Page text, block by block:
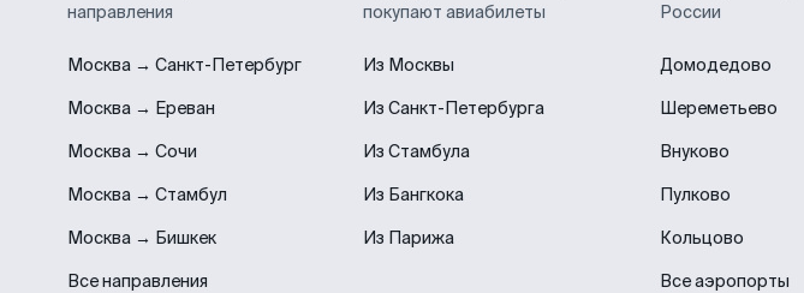
направления
Москва → Санкт-Петербург
Москва → Ереван
Москва → Сочи
Москва → Стамбул
Москва → Бишкек
Все направления
покупают авиабилеты
Из Москвы
Из Санкт-Петербурга
Из Стамбула
Из Бангкока
Из Парижа
России
Домодедово
Шереметьево
Внуково
Пулково
Кольцово
Все аэропорты